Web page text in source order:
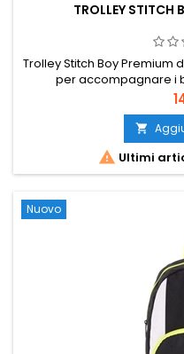
TROLLEY STITCH
Trolley Stitch Boy
per accompagnare i
scolastiche. Perfetto per
piccoli

 Ultimi
Nuovo